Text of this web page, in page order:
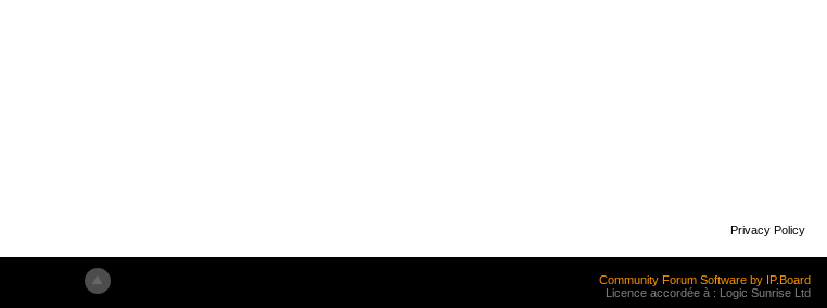
Privacy Policy
Community Forum Software by IP.Board
Licence accordée à : Logic Sunrise Ltd